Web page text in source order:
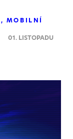
MOBILNÍ
01. LISTOPADU